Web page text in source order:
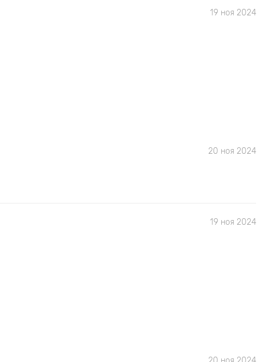
19 ноя 2024
20 ноя 2024
19 ноя 2024